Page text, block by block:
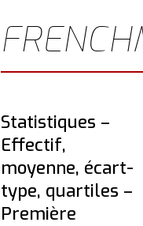
Statistiques –
Effectif,
moyenne, écart-
type, quartiles –
Première